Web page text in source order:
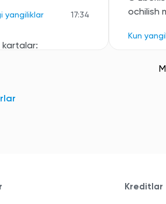
yangiliklar 17:34
kartalar:
yangiliklar
ochilish
Kun
Kreditlar